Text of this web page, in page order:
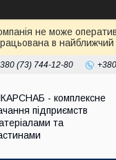
не може
в
(73) 744-12-80
- комплексне
підприємств
та